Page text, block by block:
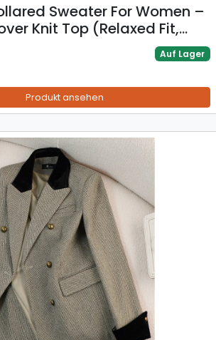
Sweater For Women –
Knit Top (Relaxed Fit,
Black & White
Size)"​​
Auf Lager
Produkt ansehen